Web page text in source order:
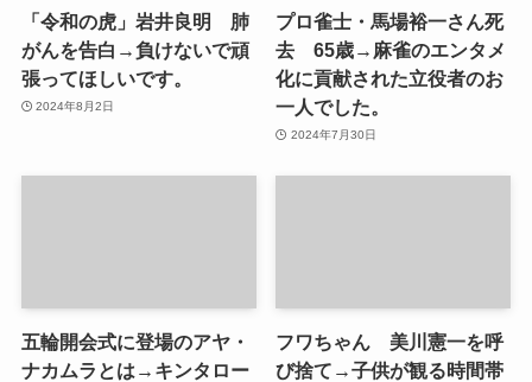
「令和の虎」岩井良明 肺
がんを告白→負けないで頑
張ってほしいです。
2024年8月2日
プロ雀士・馬場裕一さん死
去 65歳→麻雀のエンタメ
化に貢献された立役者のお
一人でした。
2024年7月30日
五輪開会式に登場のアヤ・
ナカムラとは→キンタロー
フワちゃん 美川憲一を呼
び捨て→子供が観る時間帯